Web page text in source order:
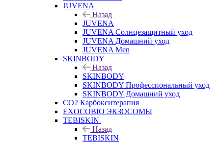
JUVENA
Назад
JUVENA
JUVENA Солнцезащитный уход
JUVENA Домашний уход
JUVENA Men
SKINBODY
Назад
SKINBODY
SKINBODY Профессиональный уход
SKINBODY Домашний уход
CO2 Карбокситерапия
EXOCOBIO ЭКЗОСОМЫ
TEBISKIN
Назад
TEBISKIN